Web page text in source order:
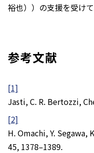
裕也））の⽀援を受けて
参考文献
[1]
Jasti, C. R. Bertozzi,
[2]
H. Omachi, Y. Segawa,
45, 1378–1389.